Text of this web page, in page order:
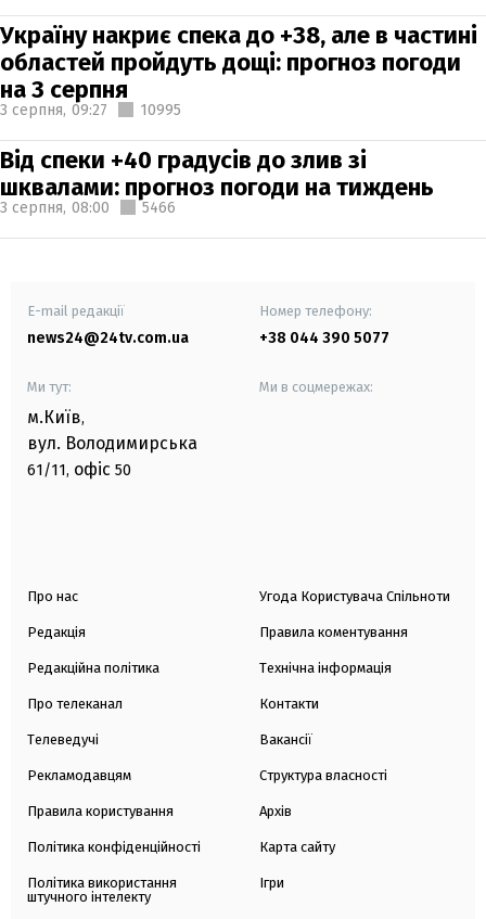
Україну накриє спека до +38, але в частині
областей пройдуть дощі: прогноз погоди
на 3 серпня
3 серпня, 09:27 10995
Від спеки +40 градусів до злив зі
шквалами: прогноз погоди на тиждень
3 серпня, 08:00 5466
E-mail редакції
news24@24tv.com.ua
Номер телефону:
+38 044 390 5077
Ми тут:
м.Київ,
вул. Володимирська
61/11, офіс 50
Ми в соцмережах:
Про нас
Редакція
Редакційна політика
Про телеканал
Телеведучі
Рекламодавцям
Правила користування
Політика конфіденційності
Політика використання
штучного інтелекту
Угода Користувача Спільноти
Правила коментування
Технічна інформація
Контакти
Вакансії
Структура власності
Архів
Карта сайту
Ігри